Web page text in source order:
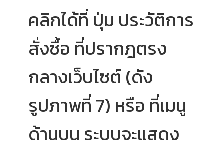
คลิกได้ที่ ปุ่ม ประวัติการ
สั่งซื้อ ที่ปรากฎตรง
กลางเว็บไซต์ (ดัง
รูปภาพที่ 7) หรือ ที่เมนู
ด้านบน ระบบจะแสดง